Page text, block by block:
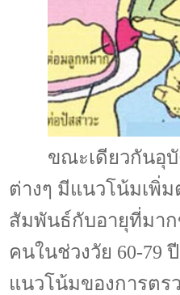
ขณะเดียวกันอุ
ต่างๆ มีแนวโน้มเพิ่
สัมพันธ์กับอายุที่มาก
คนในช่วงวัย 60-79
แนวโน้มของการตร